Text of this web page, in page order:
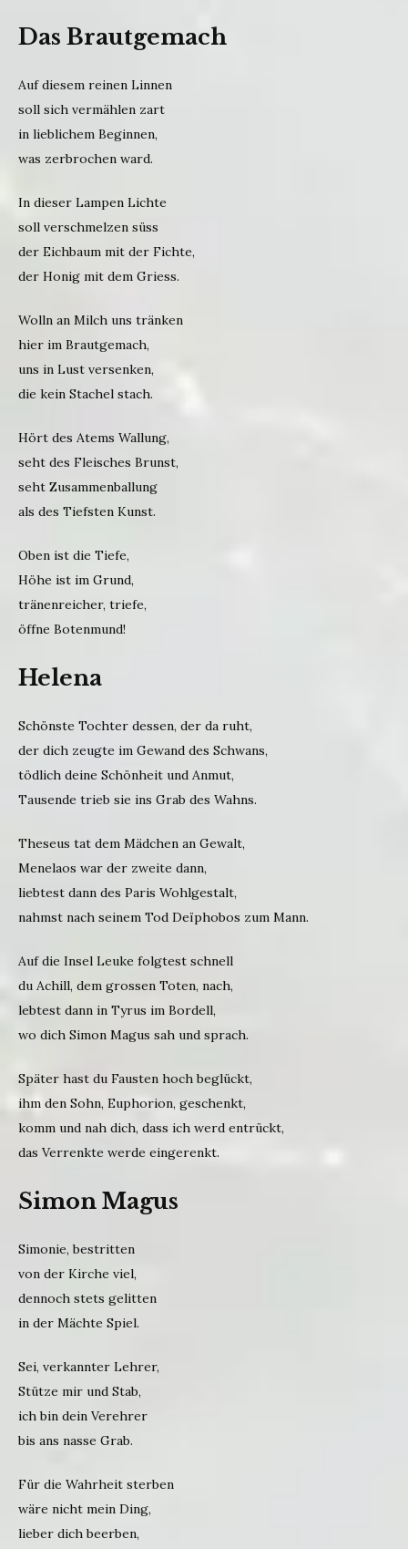
Das Brautgemach
Auf diesem reinen Linnen
soll sich vermählen zart
in lieblichem Beginnen,
was zerbrochen ward.
In dieser Lampen Lichte
soll verschmelzen süss
der Eichbaum mit der Fichte,
der Honig mit dem Griess.
Wolln an Milch uns tränken
hier im Brautgemach,
uns in Lust versenken,
die kein Stachel stach.
Hört des Atems Wallung,
seht des Fleisches Brunst,
seht Zusammenballung
als des Tiefsten Kunst.
Oben ist die Tiefe,
Höhe ist im Grund,
tränenreicher, triefe,
öffne Botenmund!
Helena
Schönste Tochter dessen, der da ruht,
der dich zeugte im Gewand des Schwans,
tödlich deine Schönheit und Anmut,
Tausende trieb sie ins Grab des Wahns.
Theseus tat dem Mädchen an Gewalt,
Menelaos war der zweite dann,
liebtest dann des Paris Wohlgestalt,
nahmst nach seinem Tod Deïphobos zum Mann.
Auf die Insel Leuke folgtest schnell
du Achill, dem grossen Toten, nach,
lebtest dann in Tyrus im Bordell,
wo dich Simon Magus sah und sprach.
Später hast du Fausten hoch beglückt,
ihm den Sohn, Euphorion, geschenkt,
komm und nah dich, dass ich werd entrückt,
das Verrenkte werde eingerenkt.
Simon Magus
Simonie, bestritten
von der Kirche viel,
dennoch stets gelitten
in der Mächte Spiel.
Sei, verkannter Lehrer,
Stütze mir und Stab,
ich bin dein Verehrer
bis ans nasse Grab.
Für die Wahrheit sterben
wäre nicht mein Ding,
lieber dich beerben,